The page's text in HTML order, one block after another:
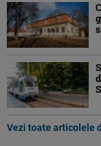
Vezi toate articolele